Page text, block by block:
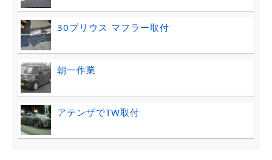
30プリウス マフラー取付
朝一作業
アテンザでTW取付